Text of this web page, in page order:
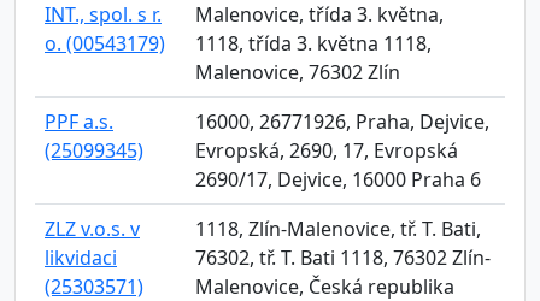
INT., spol. s r.
o. (00543179)
Malenovice, třída 3. května,
1118, třída 3. května 1118,
Malenovice, 76302 Zlín
PPF a.s.
(25099345)
16000, 26771926, Praha, Dejvice,
Evropská, 2690, 17, Evropská
2690/17, Dejvice, 16000 Praha 6
ZLZ v.o.s. v
likvidaci
(25303571)
1118, Zlín-Malenovice, tř. T. Bati,
76302, tř. T. Bati 1118, 76302 Zlín-
Malenovice, Česká republika